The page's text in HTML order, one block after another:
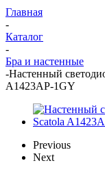
Главная
-
Каталог
-
Бра и настенные
-Настенный
A1423AP-1GY
Previous
Next